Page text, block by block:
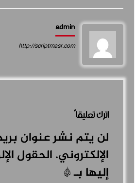
admin
http://scriptmasr.com
اترك تعليقاً
لن يتم نشر عنوان
الإلكتروني. الحقول
إليها بـ*